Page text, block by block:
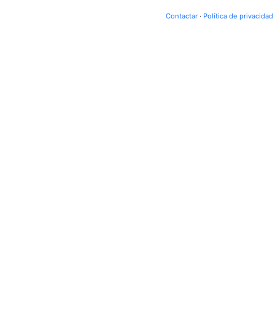
Contactar · Política de privacidad